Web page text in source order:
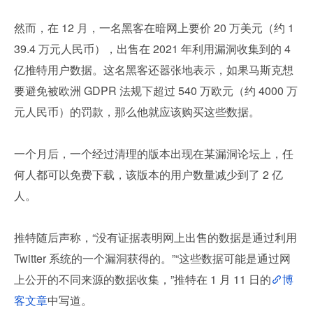
然而，在 12 月，一名黑客在暗网上要价 20 万美元（约 1
39.4 万元人民币），出售在 2021 年利用漏洞收集到的 4
亿推特用户数据。这名黑客还嚣张地表示，如果马斯克想
要避免被欧洲 GDPR 法规下超过 540 万欧元（约 4000 万
元人民币）的罚款，那么他就应该购买这些数据。
一个月后，一个经过清理的版本出现在某漏洞论坛上，任
何人都可以免费下载，该版本的用户数量减少到了 2 亿
人。
推特随后声称，“没有证据表明网上出售的数据是通过利用
Twitter 系统的一个漏洞获得的。”“这些数据可能是通过网
上公开的不同来源的数据收集，”推特在 1 月 11 日的
博
客文章中写道。